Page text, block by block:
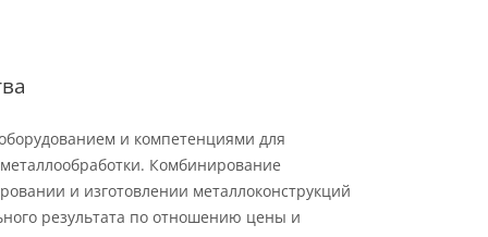
и компетенциями для
Комбинирование
и изготовлении металлоконструкций
результата по отношению цены и